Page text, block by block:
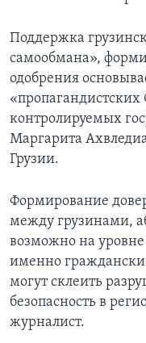
Поддержка
самообмана»,
одобрения
контролируемых
Маргарита
Грузии.
Формирование
между грузинами,
возможно на
именно
могут склеить
безопасность в
журналист.